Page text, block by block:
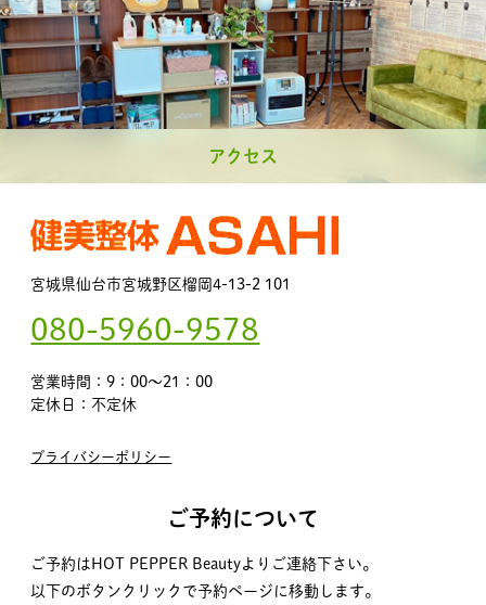
アクセス
宮城県仙台市宮城野区榴岡4-13-2 101
080-5960-9578
営業時間：9：00～21：00
定休日：不定休
プライバシーポリシー
ご予約について
ご予約はHOT PEPPER Beautyよりご連絡下さい。
以下のボタンクリックで予約ページに移動します。